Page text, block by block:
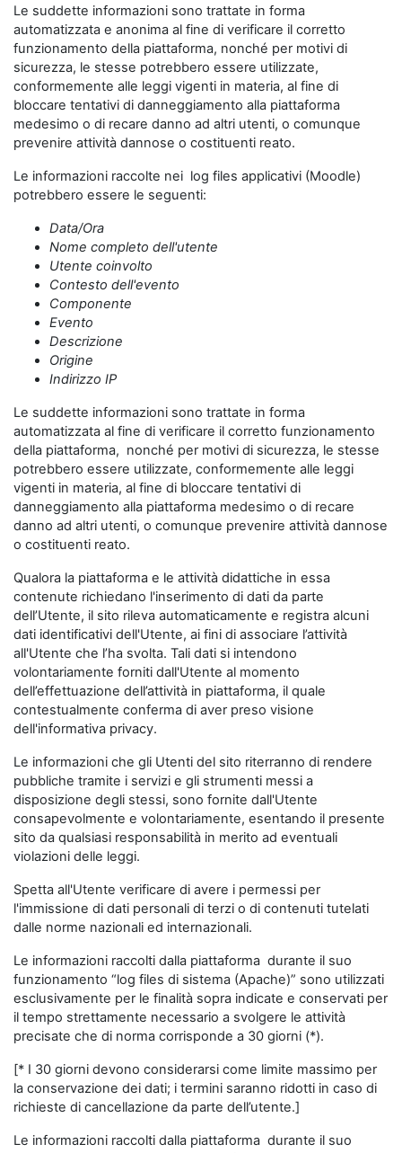
Le suddette informazioni sono trattate in forma
automatizzata e anonima al fine di verificare il corretto
funzionamento della piattaforma, nonché per motivi di
sicurezza, le stesse potrebbero essere utilizzate,
conformemente alle leggi vigenti in materia, al fine di
bloccare tentativi di danneggiamento alla piattaforma
medesimo o di recare danno ad altri utenti, o comunque
prevenire attività dannose o costituenti reato.
Le informazioni raccolte nei log files applicativi (Moodle)
potrebbero essere le seguenti:
Data/Ora
Nome completo dell'utente
Utente coinvolto
Contesto dell'evento
Componente
Evento
Descrizione
Origine
Indirizzo IP
Le suddette informazioni sono trattate in forma
automatizzata al fine di verificare il corretto funzionamento
della piattaforma, nonché per motivi di sicurezza, le stesse
potrebbero essere utilizzate, conformemente alle leggi
vigenti in materia, al fine di bloccare tentativi di
danneggiamento alla piattaforma medesimo o di recare
danno ad altri utenti, o comunque prevenire attività dannose
o costituenti reato.
Qualora la piattaforma e le attività didattiche in essa
contenute richiedano l'inserimento di dati da parte
dell’Utente, il sito rileva automaticamente e registra alcuni
dati identificativi dell'Utente, ai fini di associare l’attività
all'Utente che l’ha svolta. Tali dati si intendono
volontariamente forniti dall'Utente al momento
dell’effettuazione dell’attività in piattaforma, il quale
contestualmente conferma di aver preso visione
dell'informativa privacy.
Le informazioni che gli Utenti del sito riterranno di rendere
pubbliche tramite i servizi e gli strumenti messi a
disposizione degli stessi, sono fornite dall'Utente
consapevolmente e volontariamente, esentando il presente
sito da qualsiasi responsabilità in merito ad eventuali
violazioni delle leggi.
Spetta all'Utente verificare di avere i permessi per
l'immissione di dati personali di terzi o di contenuti tutelati
dalle norme nazionali ed internazionali.
Le informazioni raccolti dalla piattaforma durante il suo
funzionamento “log files di sistema (Apache)” sono utilizzati
esclusivamente per le finalità sopra indicate e conservati per
il tempo strettamente necessario a svolgere le attività
precisate che di norma corrisponde a 30 giorni (*).
[* I 30 giorni devono considerarsi come limite massimo per
la conservazione dei dati; i termini saranno ridotti in caso di
richieste di cancellazione da parte dell’utente.]
Le informazioni raccolti dalla piattaforma durante il suo